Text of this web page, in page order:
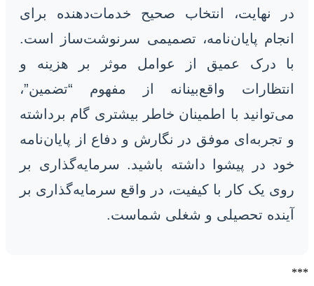
در نهایت، انتخاب صحیح خدمات‌دهنده برای
انجام پایان‌نامه، تصمیمی سرنوشت‌ساز است.
با درک عمیق از عوامل موثر بر هزینه و
انتظارات واقع‌بینانه از مفهوم “تضمین”،
می‌توانید با اطمینان خاطر بیشتری گام برداشته
و تجربه‌ای موفق در نگارش و دفاع از پایان‌نامه
خود در پیشوا داشته باشید. سرمایه‌گذاری بر
روی یک کار با کیفیت، در واقع سرمایه‌گذاری بر
آینده تحصیلی و شغلی شماست.
***